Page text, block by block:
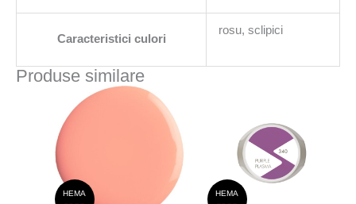
Caracteristici culori
rosu, sclipici
Produse similare
HEMA
HEMA